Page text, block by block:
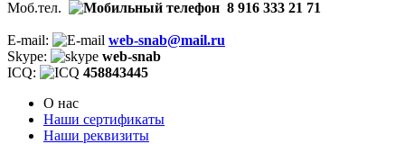
Моб.тел.
8 916 333 21 71
E-mail:
web-snab@mail.ru
Skype:
web-snab
ICQ:
458843445
О нас
Наши сертификаты
Наши реквизиты